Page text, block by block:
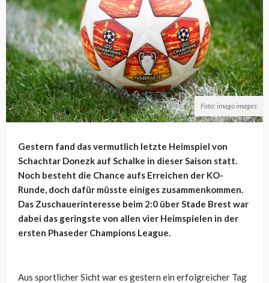
Foto: imago images
Gestern fand das vermutlich letzte Heimspiel von
Schachtar Donezk auf Schalke in dieser Saison statt.
Noch besteht die Chance aufs Erreichen der KO-
Runde, doch dafür müsste einiges zusammenkommen.
Das Zuschauerinteresse beim 2:0 über Stade Brest war
dabei das geringste von allen vier Heimspielen in der
ersten Phaseder Champions League.
Aus sportlicher Sicht war es gestern ein erfolgreicher Tag